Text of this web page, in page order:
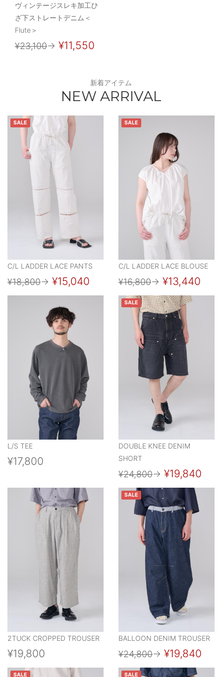
ヴィンテージスレキ加工ひ
ざ下ストレートデニム＜
Flute＞
¥23,100→ ¥11,550
新着アイテム
NEW ARRIVAL
SALE
C/L LADDER LACE PANTS
¥18,800→ ¥15,040
SALE
C/L LADDER LACE BLOUSE
¥16,800→ ¥13,440
L/S TEE
¥17,800
SALE
DOUBLE KNEE DENIM
SHORT
¥24,800→ ¥19,840
2TUCK CROPPED TROUSER
¥19,800
SALE
BALLOON DENIM TROUSER
¥24,800→ ¥19,840
SALE SALE